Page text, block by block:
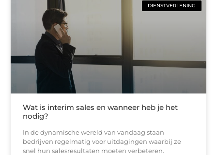
DIENSTVERLENING
Wat is interim sales en wanneer heb je het
nodig?
In de dynamische wereld van vandaag staan
bedrijven regelmatig voor uitdagingen waarbij ze
snel hun salesresultaten moeten verbeteren.